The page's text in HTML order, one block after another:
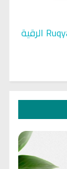
Ruqyah Shariah Full Mishary Rashid Al Afasy Mp3 الرقية